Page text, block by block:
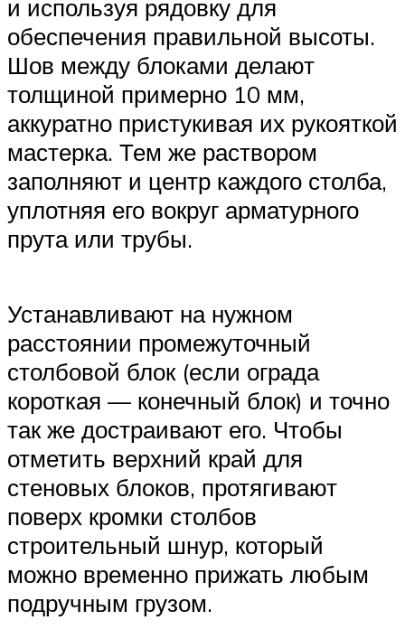
и используя рядовку для
обеспечения правильной высоты.
Шов между блоками делают
толщиной примерно 10 мм,
аккуратно пристукивая их рукояткой
мастерка. Тем же раствором
заполняют и центр каждого столба,
уплотняя его вокруг арматурного
прута или трубы.
Устанавливают на нужном
расстоянии промежуточный
столбовой блок (если ограда
короткая — конечный блок) и точно
так же достраивают его. Чтобы
отметить верхний край для
стеновых блоков, протягивают
поверх кромки столбов
строительный шнур, который
можно временно прижать любым
подручным грузом.